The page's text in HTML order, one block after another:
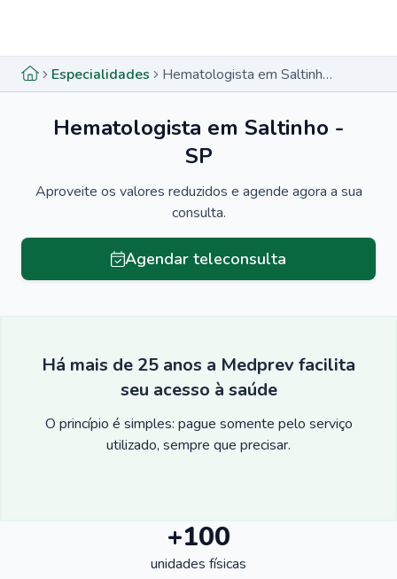
Especialidades Hematologista em Saltinho - SP
Hematologista em Saltinho -
SP
Aproveite os valores reduzidos e agende agora a sua
consulta.
Agendar teleconsulta
Há mais de 25 anos a Medprev facilita
seu acesso à saúde
O princípio é simples: pague somente pelo serviço
utilizado, sempre que precisar.
+100
unidades físicas